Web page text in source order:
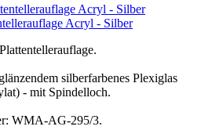
Acryl - Silber
silberfarbenes Plexiglas
- mit Spindelloch.
WMA-AG-295/3.